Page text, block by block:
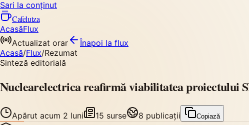
Sari la conținut
Cafelutza
AcasăFlux
Actualizat orar
Înapoi la flux
Acasă/Flux/Rezumat
Sinteză editorială
Nuclearelectrica reafirmă viabilitatea proiectului
Apărut acum 2 luni 15 surse 8 publicații Copiază